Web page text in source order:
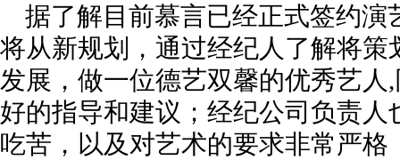
据了解目前慕言已经正式签约
将从新规划，通过经纪人了解将
发展，做一位德艺双馨的优秀艺
好的指导和建议；经纪公司负责
吃苦，以及对艺术的要求非常严